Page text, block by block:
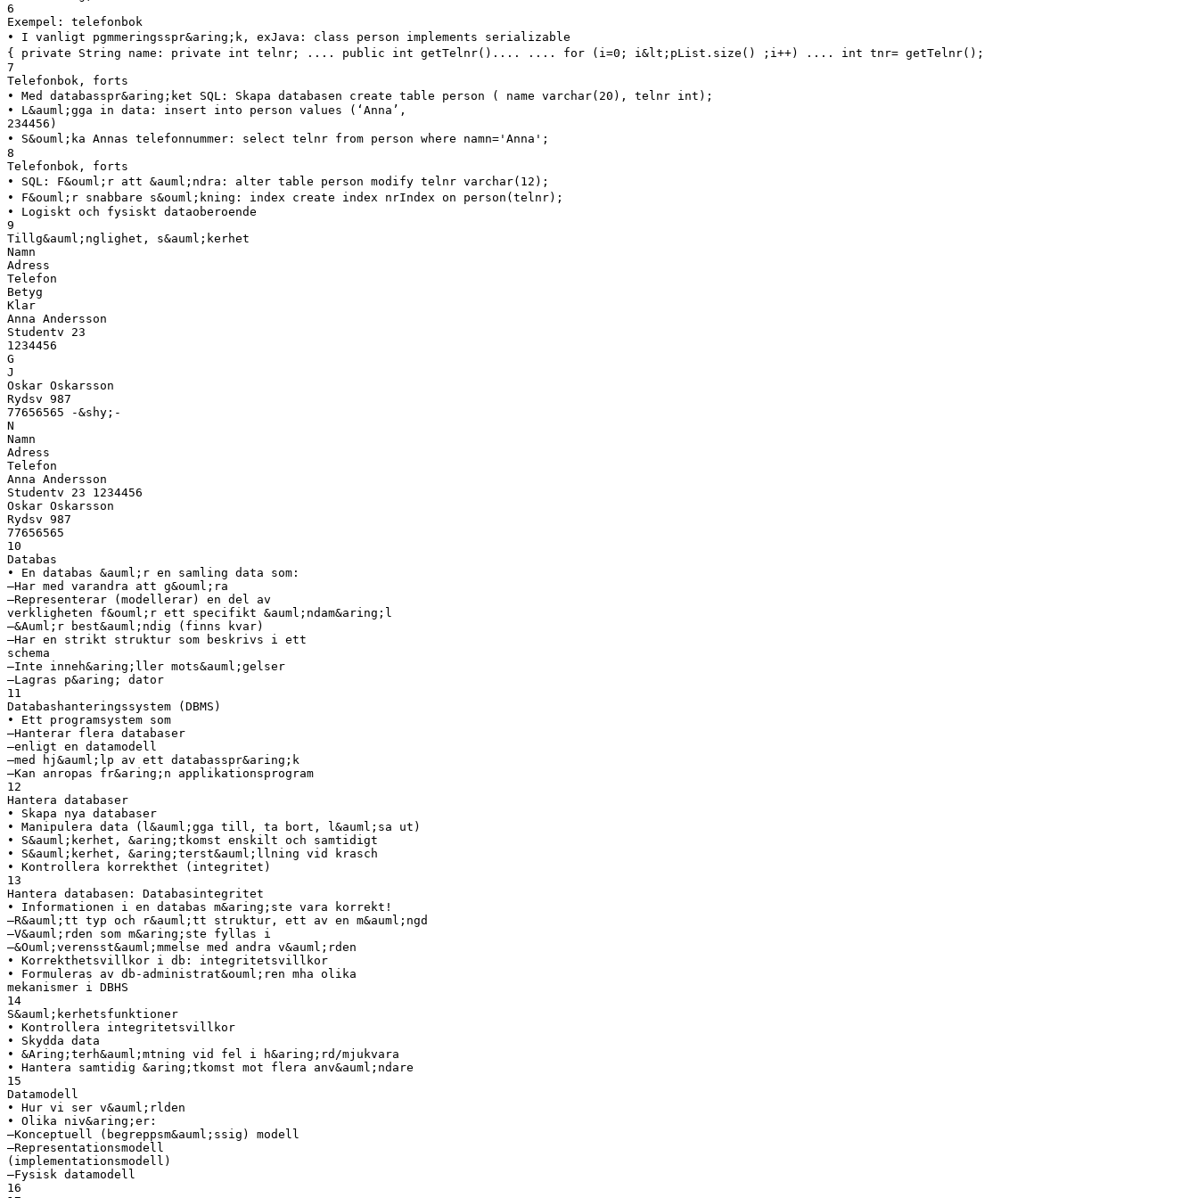
6
Exempel: telefonbok
• I vanligt pgmmeringsspr&aring;k, exJava: class person implements serializable
{ private String name: private int telnr; .... public int getTelnr().... .... for (i=0; i&lt;pList.size() ;i++) .... int tnr= getTelnr();
7
Telefonbok, forts
• Med databasspr&aring;ket SQL: Skapa databasen create table person ( name varchar(20), telnr int);
• L&auml;gga in data: insert into person values (‘Anna’,
234456)
• S&ouml;ka Annas telefonnummer: select telnr from person where namn='Anna';
8
Telefonbok, forts
• SQL: F&ouml;r att &auml;ndra: alter table person modify telnr varchar(12);
• F&ouml;r snabbare s&ouml;kning: index create index nrIndex on person(telnr);
• Logiskt och fysiskt dataoberoende
9
Tillg&auml;nglighet, s&auml;kerhet
Namn
Adress
Telefon
Betyg
Klar
Anna Andersson
Studentv 23
1234456
G
J
Oskar Oskarsson
Rydsv 987
77656565 -&shy;‐
N
Namn
Adress
Telefon
Anna Andersson
Studentv 23 1234456
Oskar Oskarsson
Rydsv 987
77656565
10
Databas
• En databas &auml;r en samling data som:
–Har med varandra att g&ouml;ra
–Representerar (modellerar) en del av
verkligheten f&ouml;r ett specifikt &auml;ndam&aring;l
–&Auml;r best&auml;ndig (finns kvar)
–Har en strikt struktur som beskrivs i ett
schema
–Inte inneh&aring;ller mots&auml;gelser
–Lagras p&aring; dator
11
Databashanteringssystem (DBMS)
• Ett programsystem som
–Hanterar flera databaser
–enligt en datamodell
–med hj&auml;lp av ett databasspr&aring;k
–Kan anropas fr&aring;n applikationsprogram
12
Hantera databaser
• Skapa nya databaser
• Manipulera data (l&auml;gga till, ta bort, l&auml;sa ut)
• S&auml;kerhet, &aring;tkomst enskilt och samtidigt
• S&auml;kerhet, &aring;terst&auml;llning vid krasch
• Kontrollera korrekthet (integritet)
13
Hantera databasen: Databasintegritet
• Informationen i en databas m&aring;ste vara korrekt!
–R&auml;tt typ och r&auml;tt struktur, ett av en m&auml;ngd
–V&auml;rden som m&aring;ste fyllas i
–&Ouml;verensst&auml;mmelse med andra v&auml;rden
• Korrekthetsvillkor i db: integritetsvillkor
• Formuleras av db-administrat&ouml;ren mha olika
mekanismer i DBHS
14
S&auml;kerhetsfunktioner
• Kontrollera integritetsvillkor
• Skydda data
• &Aring;terh&auml;mtning vid fel i h&aring;rd/mjukvara
• Hantera samtidig &aring;tkomst mot flera anv&auml;ndare
15
Datamodell
• Hur vi ser v&auml;rlden
• Olika niv&aring;er:
–Konceptuell (begreppsm&auml;ssig) modell
–Representationsmodell
(implementationsmodell)
–Fysisk datamodell
16